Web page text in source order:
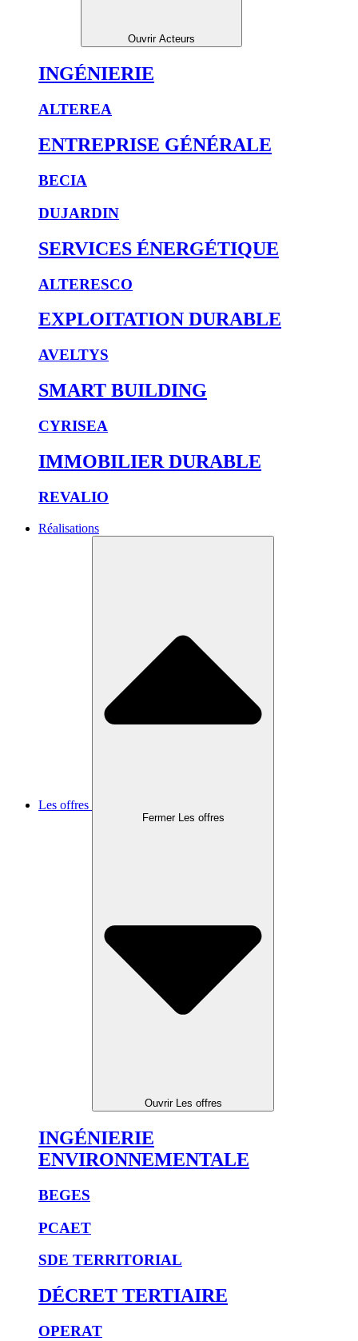
Ouvrir Acteurs
INGÉNIERIE
ALTEREA
ENTREPRISE GÉNÉRALE
BECIA
DUJARDIN
SERVICES ÉNERGÉTIQUE
ALTERESCO
EXPLOITATION DURABLE
AVELTYS
SMART BUILDING
CYRISEA
IMMOBILIER DURABLE
REVALIO
Réalisations
Les offres
Fermer Les offres
Ouvrir Les offres
INGÉNIERIE
ENVIRONNEMENTALE
BEGES
PCAET
SDE TERRITORIAL
DÉCRET TERTIAIRE
OPERAT